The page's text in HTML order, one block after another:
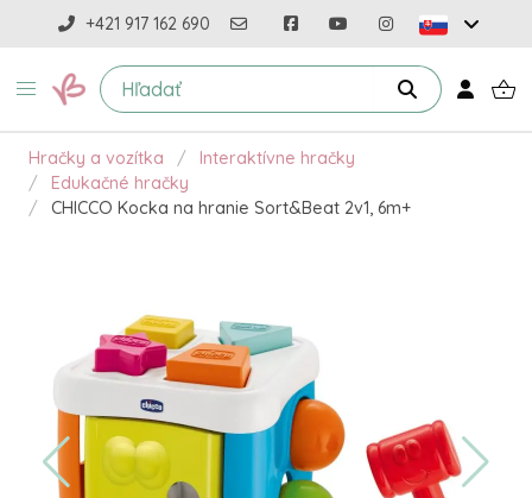
+421 917 162 690
Hračky a vozítka
Interaktívne hračky
Edukačné hračky
CHICCO Kocka na hranie Sort&Beat 2v1, 6m+